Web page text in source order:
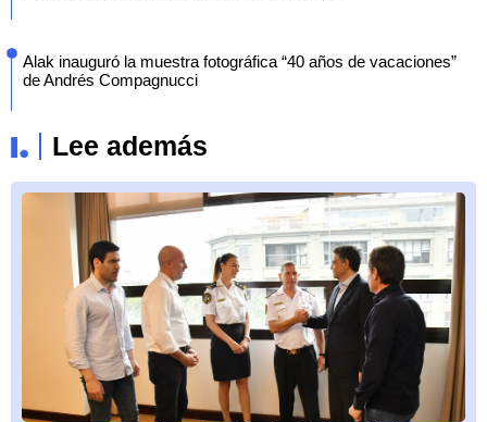
Alak inauguró la muestra fotográfica “40 años de vacaciones”
de Andrés Compagnucci
Lee además